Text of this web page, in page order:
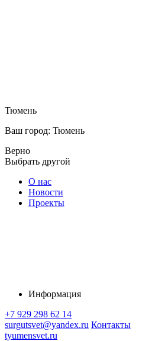
Тюмень
Ваш город: Тюмень
Верно
Выбрать другой
О нас
Новости
Проекты
Информация
+7 929 298 62 14
surgutsvet@yandex.ru Контакты
tyumensvet.ru